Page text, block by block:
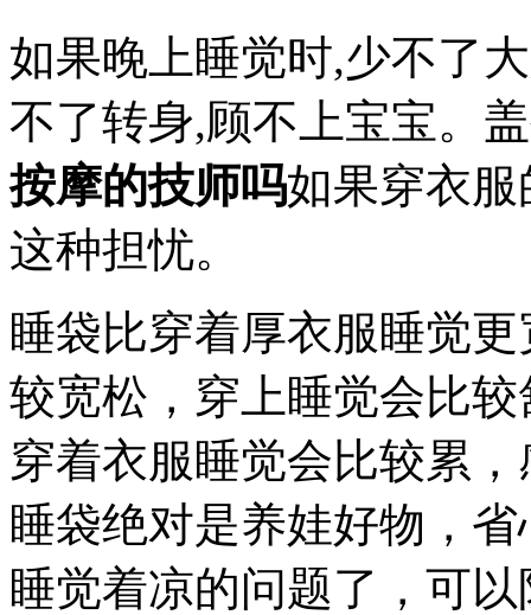
如果晚上睡觉时,少不了
不了转身,顾不上宝宝。
按摩的技师吗如果穿衣
这种担忧。
睡袋比穿着厚衣服睡觉
较宽松，穿上睡觉会比
穿着衣服睡觉会比较累
睡袋绝对是养娃好物，
睡觉着凉的问题了，可